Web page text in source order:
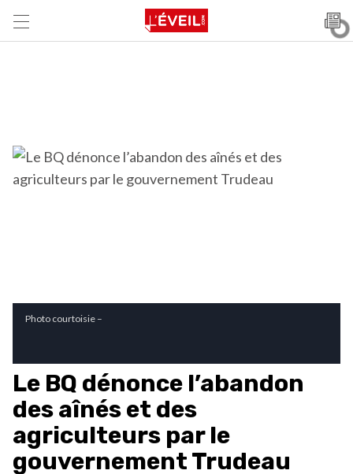
Photo courtoisie –
Le BQ dénonce l’abandon
des aînés et des
agriculteurs par le
gouvernement Trudeau